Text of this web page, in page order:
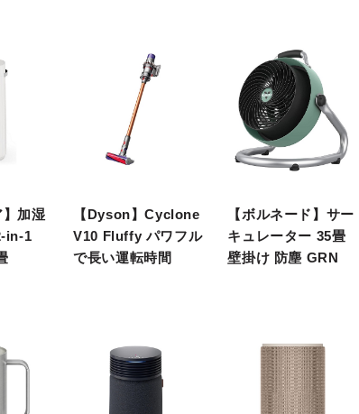
】加湿
in-1
【Dyson】Cyclone
V10 Fluffy パワフル
で長い運転時間
【ボルネード】サー
キュレーター 35畳
壁掛け 防塵 GRN